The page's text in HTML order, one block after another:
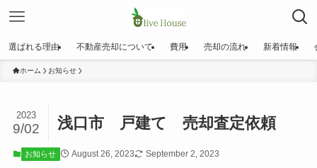
選ばれる理由 不動産売却について 費用 売却の流れ 新着情報
ホーム お知らせ
浅口市 戸建て 売却査定依頼
2023
9/02
お知らせ August 26, 2023 September 2, 2023